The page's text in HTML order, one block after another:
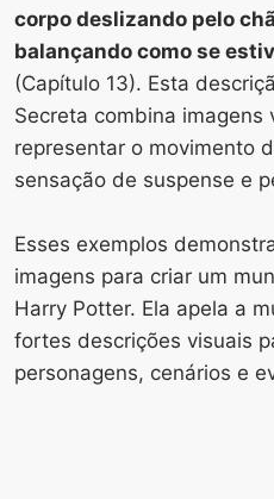
corpo deslizando pelo
balançando como se
(Capítulo 13). Esta
Secreta combina imagens
representar o movimento
sensação de suspense e
Esses exemplos
imagens para criar um
Harry Potter. Ela apela a
fortes descrições visuais
personagens, cenários e